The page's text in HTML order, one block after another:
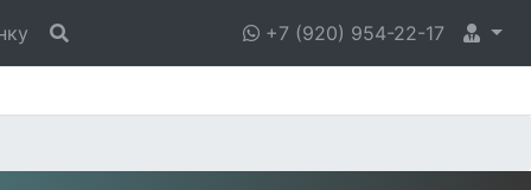
+7 (920) 954-22-17